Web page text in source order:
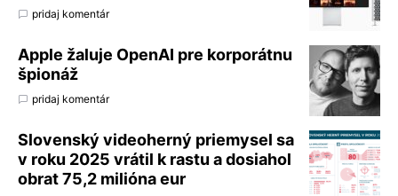
pridaj komentár
Apple žaluje OpenAI pre korporátnu
špionáž
pridaj komentár
Slovenský videoherný priemysel sa
v roku 2025 vrátil k rastu a dosiahol
obrat 75,2 milióna eur